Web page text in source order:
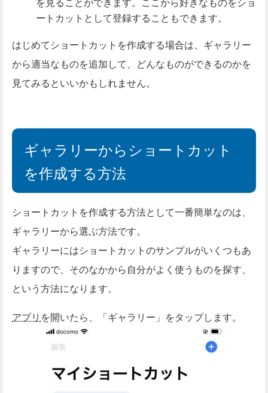
ートカットとして登録することもできます。
はじめてショートカットを作成する場合は、ギャラリー
から適当なものを追加して、どんなものができるのかを
見てみるといいかもしれません。
ギャラリーからショートカット
を作成する方法
ショートカットを作成する方法として一番簡単なのは、
ギャラリーから選ぶ方法です。
ギャラリーにはショートカットのサンプルがいくつもあ
りますので、そのなかから自分がよく使うものを探す、
という方法になります。
アプリ を開いたら、「ギャラリー」をタップします。